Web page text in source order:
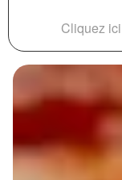
Cliquez